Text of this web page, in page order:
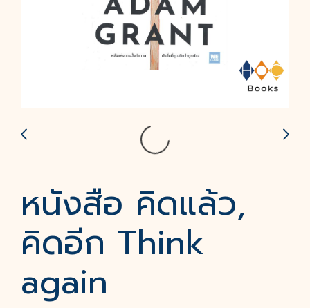
หนังสือ คิดแล้ว,
คิดอีก Think
again